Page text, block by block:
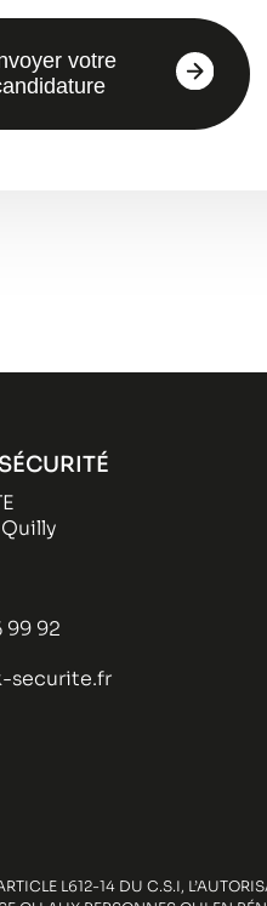
votre
99 92
securite.fr
L612-14 DU C.S.I,